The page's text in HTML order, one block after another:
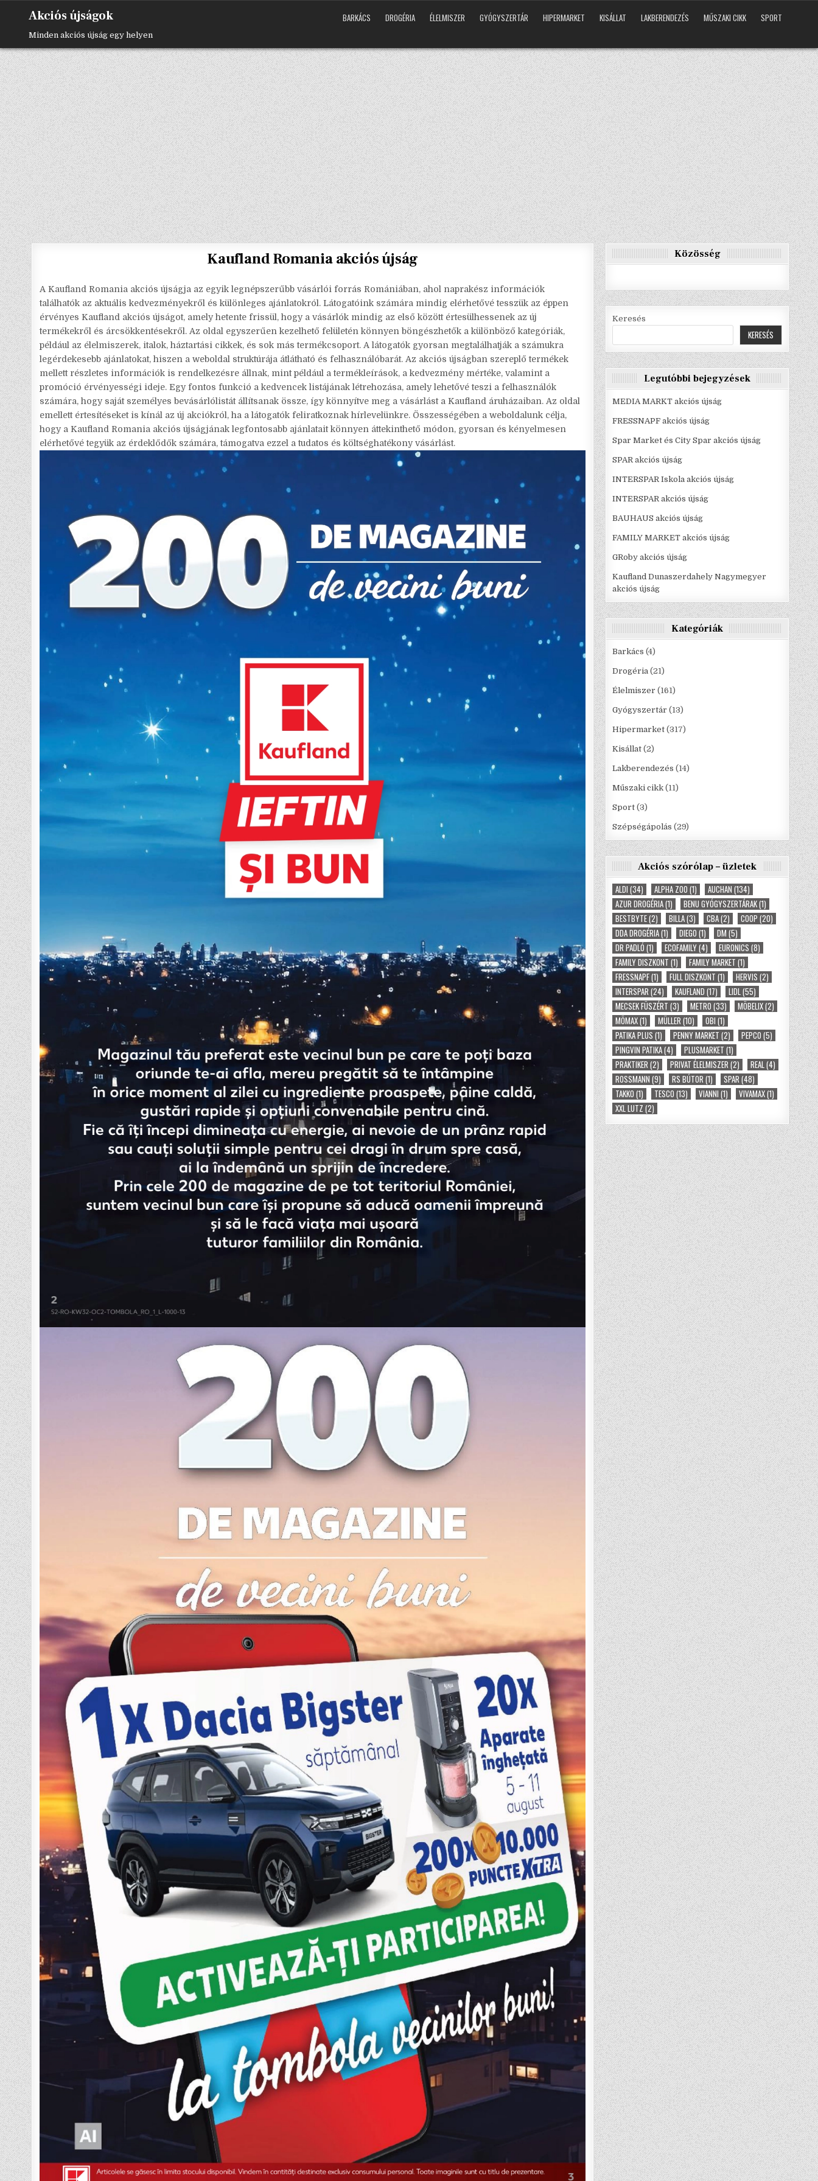
Akciós újságok
Minden akciós újság egy helyen
BARKÁCS DROGÉRIA ÉLELMISZER GYÓGYSZERTÁR HIPERMARKET KISÁLLAT LAKBERENDEZÉS MŰSZAKI CIKK SPORT
Kaufland Romania akciós újság
A Kaufland Romania akciós újságja az egyik legnépszerűbb vásárlói forrás Romániában, ahol naprakész információk
találhatók az aktuális kedvezményekről és különleges ajánlatokról. Látogatóink számára mindig elérhetővé tesszük az éppen
érvényes Kaufland akciós újságot, amely hetente frissül, hogy a vásárlók mindig az első között értesülhessenek az új
termékekről és árcsökkentésekről. Az oldal egyszerűen kezelhető felületén könnyen böngészhetők a különböző kategóriák,
például az élelmiszerek, italok, háztartási cikkek, és sok más termékcsoport. A látogatók gyorsan megtalálhatják a számukra
legérdekesebb ajánlatokat, hiszen a weboldal struktúrája átlátható és felhasználóbarát. Az akciós újságban szereplő termékek
mellett részletes információk is rendelkezésre állnak, mint például a termékleírások, a kedvezmény mértéke, valamint a
promóció érvényességi ideje. Egy fontos funkció a kedvencek listájának létrehozása, amely lehetővé teszi a felhasználók
számára, hogy saját személyes bevásárlólistát állítsanak össze, így könnyítve meg a vásárlást a Kaufland áruházaiban. Az oldal
emellett értesítéseket is kínál az új akciókról, ha a látogatók feliratkoznak hírlevelünkre. Összességében a weboldalunk célja,
hogy a Kaufland Romania akciós újságjának legfontosabb ajánlatait könnyen áttekinthető módon, gyorsan és kényelmesen
elérhetővé tegyük az érdeklődők számára, támogatva ezzel a tudatos és költséghatékony vásárlást.
Közösség
Keresés
KERESÉS
Legutóbbi bejegyzések
MEDIA MARKT akciós újság
FRESSNAPF akciós újság
Spar Market és City Spar akciós újság
SPAR akciós újság
INTERSPAR Iskola akciós újság
INTERSPAR akciós újság
BAUHAUS akciós újság
FAMILY MARKET akciós újság
GRoby akciós újság
Kaufland Dunaszerdahely Nagymegyer
akciós újság
Kategóriák
Barkács (4)
Drogéria (21)
Élelmiszer (161)
Gyógyszertár (13)
Hipermarket (317)
Kisállat (2)
Lakberendezés (14)
Műszaki cikk (11)
Sport (3)
Szépségápolás (29)
Akciós szórólap – üzletek
ALDI (34) ALPHA ZOO (1) AUCHAN (134)
AZUR DROGÉRIA(1) BENU GYÓGYSZERTÁRAK(1)
BESTBYTE(2) BILLA(3) CBA(2) COOP (20)
DDA DROGÉRIA(1) DIEGO (1) DM (5)
DR PADLÓ (1) ECOFAMILY(4) EURONICS (8)
FAMILY DISZKONT (1) FAMILY MARKET (1)
FRESSNAPF(1) FULL DISZKONT (1) HERVIS (2)
INTERSPAR(24) KAUFLAND (17) LIDL(55)
MECSEK FÜSZÉRT (3) METRO (33) MÖBELIX(2)
MÖMAX(1) MÜLLER(10) OBI (1)
PATIKA PLUS (1) PENNY MARKET (2) PEPCO (5)
PINGVIN PATIKA(4) PLUSMARKET (1)
PRAKTIKER(2) PRIVAT ÉLELMISZER(2) REAL(4)
ROSSMANN (9) RS BÚTOR(1) SPAR(48)
TAKKO (1) TESCO (13) VIANNI (1) VIVAMAX(1)
XXL LUTZ (2)